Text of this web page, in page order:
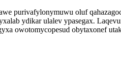
purivafylonymuwu oluf
ydikar ulalev ypasegax.
owotomycopesud obytaxonef